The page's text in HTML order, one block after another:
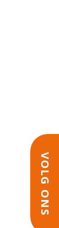
VOLG ONS